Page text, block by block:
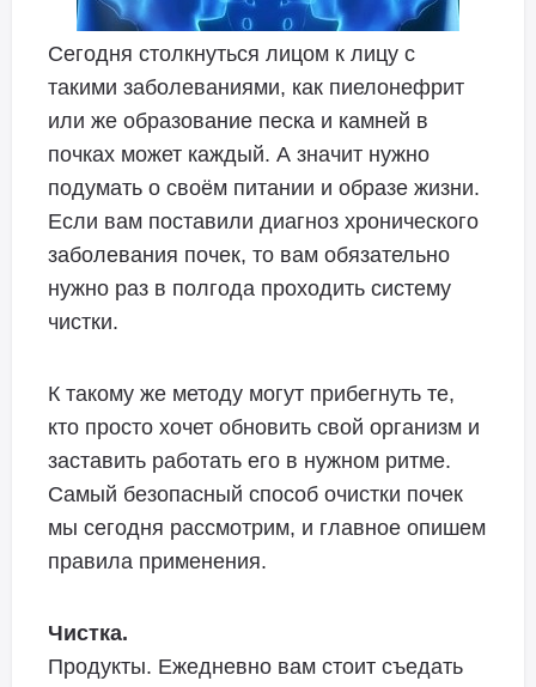
Сегодня столкнуться лицом к лицу с
такими заболеваниями, как пиелонефрит
или же образование песка и камней в
почках может каждый. А значит нужно
подумать о своём питании и образе жизни.
Если вам поставили диагноз хронического
заболевания почек, то вам обязательно
нужно раз в полгода проходить систему
чистки.
К такому же методу могут прибегнуть те,
кто просто хочет обновить свой организм и
заставить работать его в нужном ритме.
Самый безопасный способ очистки почек
мы сегодня рассмотрим, и главное опишем
правила применения.
Чистка.
Продукты. Ежедневно вам стоит съедать